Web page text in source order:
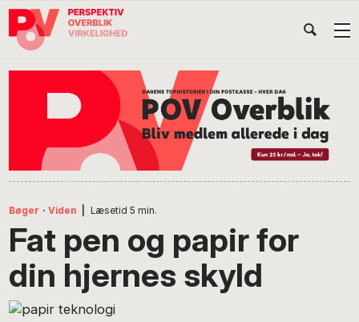
Gå
direkte
Skip
indhold
Gå
direkte
Bøger · Viden Læsetid 5 min.
Fat pen og papir for
din hjernes skyld